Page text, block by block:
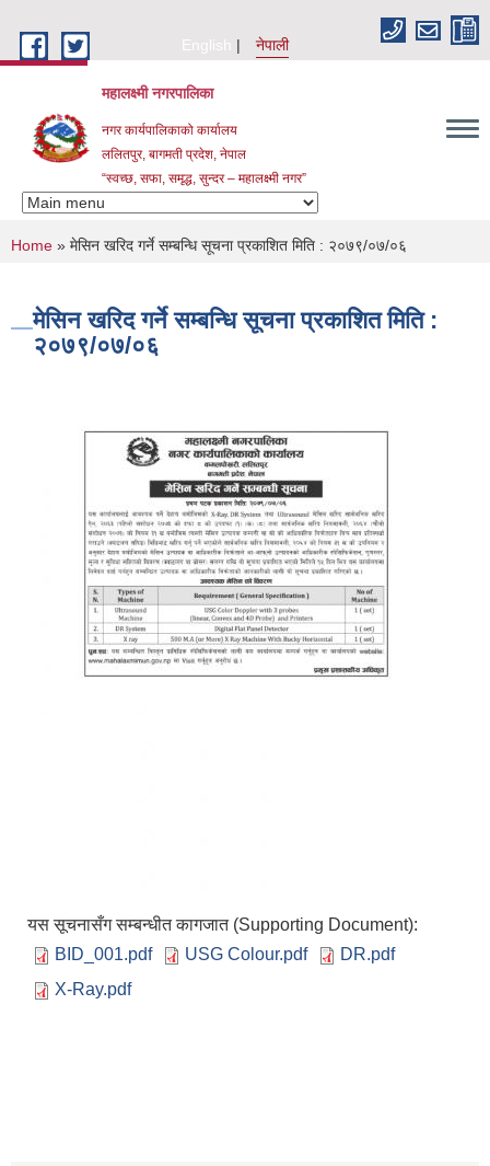
English
नेपाली
महालक्ष्मी नगरपालिका
नगर कार्यपालिकाको कार्यालय
ललितपुर, बागमती प्रदेश, नेपाल
“स्वच्छ, सफा, समृद्ध, सुन्दर – महालक्ष्मी नगर”
You are here
Home » मेसिन खरिद गर्ने सम्बन्धि सूचना प्रकाशित मिति : २०७९/०७/०६
मेसिन खरिद गर्ने सम्बन्धि सूचना प्रकाशित मिति :
२०७९/०७/०६
यस सूचनासँग सम्बन्धीत कागजात (Supporting Document):
BID_001.pdf
USG Colour.pdf
DR.pdf
X-Ray.pdf